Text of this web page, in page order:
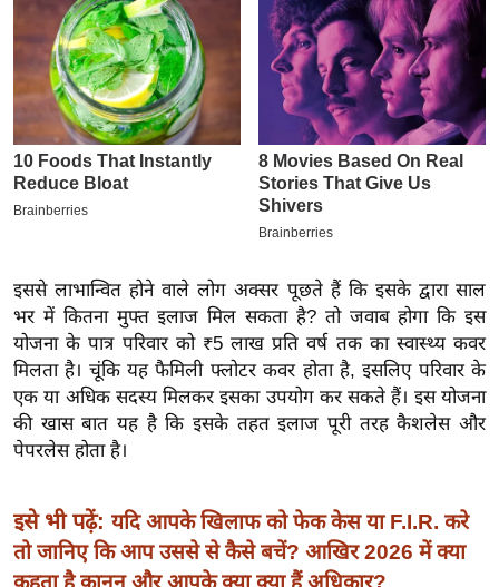
ई
-
पे
प
र
ल
बे
मि
सा
ल
ख्सि
य
त
इससे लाभान्वित होने वाले लोग अक्सर पूछते हैं कि इसके द्वारा साल
भर में कितना मुफ्त इलाज मिल सकता है? तो जवाब होगा कि इस
योजना के पात्र परिवार को ₹5 लाख प्रति वर्ष तक का स्वास्थ्य कवर
मिलता है। चूंकि यह फैमिली फ्लोटर कवर होता है, इसलिए परिवार के
एक या अधिक सदस्य मिलकर इसका उपयोग कर सकते हैं। इस योजना
की खास बात यह है कि इसके तहत इलाज पूरी तरह कैशलेस और
पेपरलेस होता है।
इसे भी पढ़ें: यदि आपके खिलाफ को फेक केस या F.I.R. करे
तो जानिए कि आप उससे से कैसे बचें? आखिर 2026 में क्या